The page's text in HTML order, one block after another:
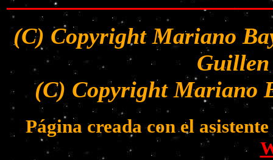
(C) Copyright Mariano
Guillen
(C) Copyright Mariano
Página creada con el